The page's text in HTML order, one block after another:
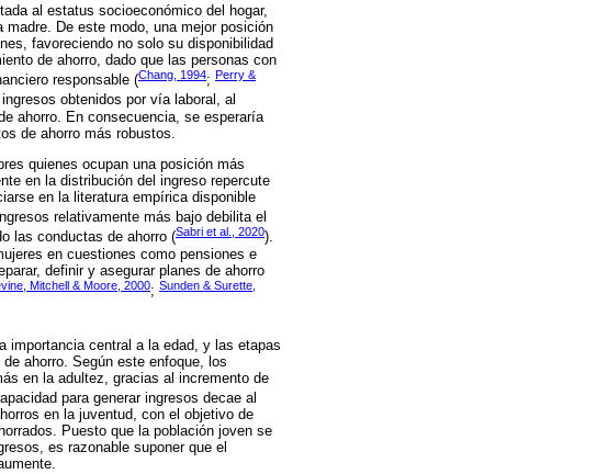
al estatus socioeconómico del hogar,
De este modo, una mejor posición
favoreciendo no solo su disponibilidad
de ahorro, dado que las personas con
responsable (Chang, 1994; Perry &
obtenidos por vía laboral, al
ahorro. En consecuencia, se esperaría
de ahorro más robustos.
quienes ocupan una posición más
en la distribución del ingreso repercute
en la literatura empírica disponible
relativamente más bajo debilita el
las conductas de ahorro (Sabri et al., 2020).
en cuestiones como pensiones e
definir y asegurar planes de ahorro
Mitchell & Moore, 2000; Sunden & Surette,
importancia central a la edad, y las etapas
ahorro. Según este enfoque, los
en la adultez, gracias al incremento de
para generar ingresos decae al
en la juventud, con el objetivo de
Puesto que la población joven se
es razonable suponer que el